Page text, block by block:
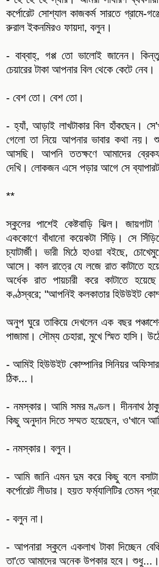
কর্পোরেট সোশ্যাল কাজকর্ম সারতে
রুরাল ইকনমিরও ফায়দা, বলুন।
- বাব্বাহ্, গপ্প তো ভালোই জানেন। কিন্তু
চেয়ারের টাকা আপনার বিল থেকে কেটে নেব।
- বেশ তো। বেশ তো।
- হ্যাঁ, আড়াই লাখটাকার বিল হাঁকছেন।
গেলো তা নিয়ে আপনার ভাবার কথা নয়।
আসছি। আপনি ততক্ষণে আমাদের
দেখি। লোকজন এসে পড়ার আগে সে
**
স্কুলের পাশেই কেষ্টবাড়ি ঝিল।
এককোণে বাঁধানো কয়েকটা সিঁড়ি। সে
চ্যাটার্জী। ভারী মিঠে হাওয়া বইছে,
আসে। কাল রাত্রে যে লজে রাত কাটাতে
অর্ধেক রাত পায়চারী করে কাটাতে
কণ্ঠস্বরে; "আপনিই কলকাতার হিউউইট
অনুপ ঘুরে তাকিয়ে দেখলেন এক বছর
পাজামা। সৌম্য চেহারা, মুখে স্মিত হাসি।
- আমিই হিউউইট কোম্পানির সিনিয়র
ঠিক...।
- নমস্কার। আমি সমর মণ্ডল। দীননাথ
কিছু অনুদান দিতে সম্মত হয়েছেন, ও'খানে
- নমস্কার। বলুন।
- আমি জানি এমন দুম করে কিছু বলে
কর্পোরেট লীডার। হয়ত ফর্ম্যালিটির তেমন
- বলুন না।
- আপনারা স্কুলে একলাখ টাকা দিচ্ছেন
তা'তে আমাদের অনেক উপকার হবে। শুধু...।